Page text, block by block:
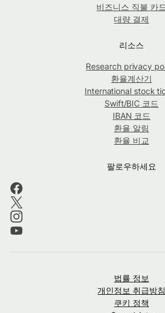
비즈니스 직불 카드
대량 결제
리소스
Research privacy
환율계산기
International stock
Swift/BIC 코드
IBAN 코드
환율 알림
환율 비교
팔로우하세요
법률 정보
개인정보 취급방침
쿠키 정책